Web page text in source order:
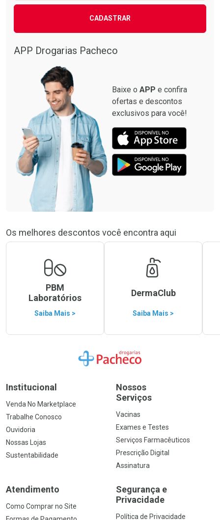
CADASTRAR
APP Drogarias Pacheco
Baixe o APP e confira
ofertas e descontos
exclusivos para você!
Os melhores descontos você encontra aqui
PBM
Laboratórios
Saiba Mais >
DermaClub
Saiba Mais >
Ir para a Home
Institucional
Venda No Marketplace
Trabalhe Conosco
Ouvidoria
Nossas Lojas
Sustentabilidade
Nossos
Serviços
Vacinas
Exames e Testes
Serviços Farmacêuticos
Prescrição Digital
Assinatura
Atendimento
Como Comprar no Site
Segurança e
Privacidade
Política de Privacidade